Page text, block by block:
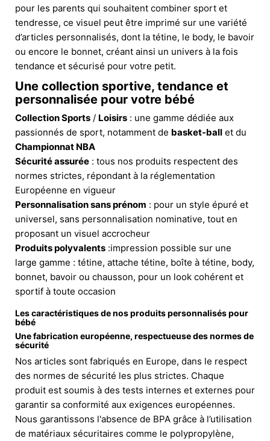
pour les parents qui souhaitent combiner sport et
tendresse, ce visuel peut être imprimé sur une variété
d’articles personnalisés, dont la tétine, le body, le bavoir
ou encore le bonnet, créant ainsi un univers à la fois
tendance et sécurisé pour votre petit.
Une collection sportive, tendance et
personnalisée pour votre bébé
Collection Sports / Loisirs : une gamme dédiée aux
passionnés de sport, notamment de basket-ball et du
Championnat NBA
Sécurité assurée : tous nos produits respectent des
normes strictes, répondant à la réglementation
Européenne en vigueur
Personnalisation sans prénom : pour un style épuré et
universel, sans personnalisation nominative, tout en
proposant un visuel accrocheur
Produits polyvalents :impression possible sur une
large gamme : tétine, attache tétine, boîte à tétine, body,
bonnet, bavoir ou chausson, pour un look cohérent et
sportif à toute occasion
Les caractéristiques de nos produits personnalisés pour
bébé
Une fabrication européenne, respectueuse des normes de
sécurité
Nos articles sont fabriqués en Europe, dans le respect
des normes de sécurité les plus strictes. Chaque
produit est soumis à des tests internes et externes pour
garantir sa conformité aux exigences européennes.
Nous garantissons l'absence de BPA grâce à l’utilisation
de matériaux sécuritaires comme le polypropylène,